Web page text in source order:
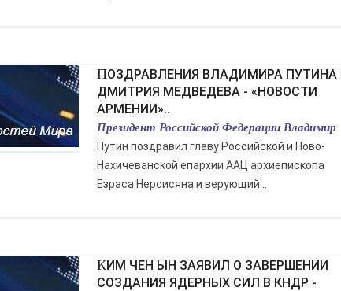
ПОЗДРАВЛЕНИЯ ВЛАДИМИРА ПУТИНА И
ДМИТРИЯ МЕДВЕДЕВА - «НОВОСТИ
АРМЕНИИ»..
Президент Российской Федерации Владимир
Путин поздравил главу Российской и Ново-
Нахичеванской епархии ААЦ архиепископа
Езраса Нерсисяна и верующий...
КИМ ЧЕН ЫН ЗАЯВИЛ О ЗАВЕРШЕНИИ
СОЗДАНИЯ ЯДЕРНЫХ СИЛ В КНДР -